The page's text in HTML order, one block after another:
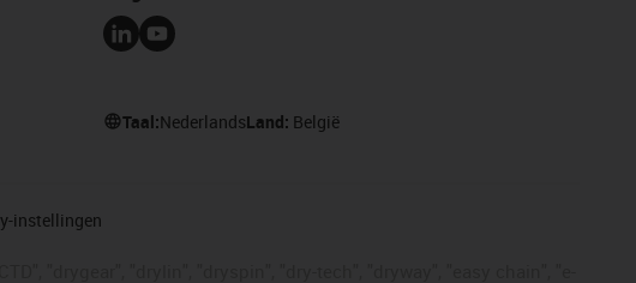
Taal:NederlandsLand: België
instellingen